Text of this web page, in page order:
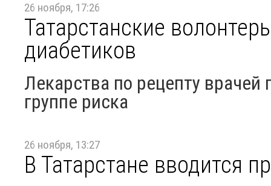
26 ноября, 17:26
Татарстанские
диабетиков
Лекарства по рецепту
группе риска
26 ноября, 13:27
В Татарстане вводится